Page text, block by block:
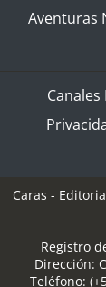
Aventuras
Canales
Caras -
Registro
Dirección:
Teléfono: